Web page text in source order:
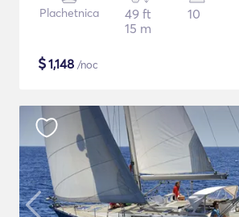
Plachetnica
49 ft
15 m
10
$1,148 /noc